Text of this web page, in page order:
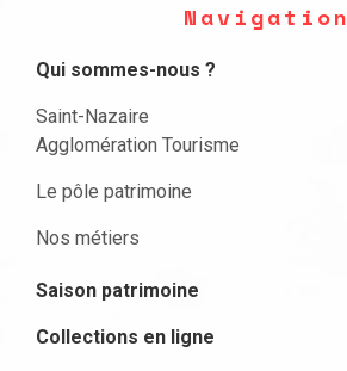
Navigation
Qui sommes-nous ?
Saint-Nazaire
Agglomération Tourisme
Le pôle patrimoine
Nos métiers
Saison patrimoine
Collections en ligne